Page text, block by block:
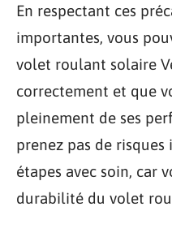
En respectant ces
importantes, vous
volet roulant solaire
correctement et que
pleinement de ses
prenez pas de
étapes avec soin, car
durabilité du volet